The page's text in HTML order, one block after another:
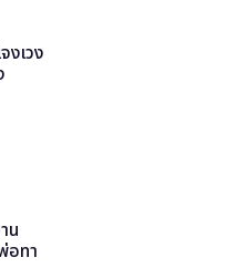
งเวง
น
อทา